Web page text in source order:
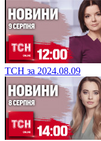
ТСН за 2024.08.09